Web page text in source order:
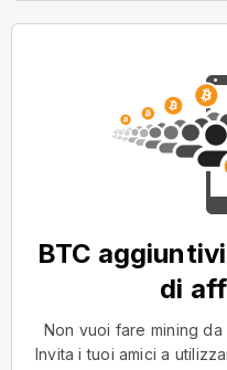
BTC
di
Non vuoi fare mining
Invita i tuoi amici a